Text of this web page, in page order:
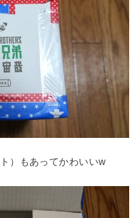
）もあってかわいいw